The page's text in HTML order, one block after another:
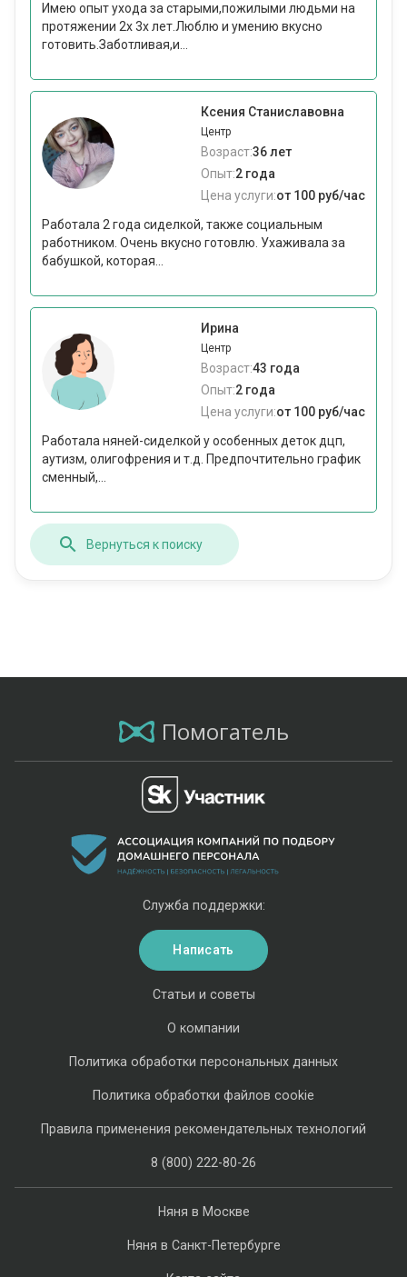
Имею опыт ухода за старыми,пожилыми людьми на
протяжении 2х 3х лет.Люблю и умению вкусно
готовить.Заботливая,и...
Ксения Станиславовна
Центр
Возраст:36 лет
Опыт:2 года
Цена услуги:от 100 руб/час
Работала 2 года сиделкой, также социальным
работником. Очень вкусно готовлю. Ухаживала за
бабушкой, которая...
Ирина
Центр
Возраст:43 года
Опыт:2 года
Цена услуги:от 100 руб/час
Работала няней-сиделкой у особенных деток дцп,
аутизм, олигофрения и т.д. Предпочтительно график
сменный,...
Вернуться к поиску
Помогатель
Няня в Москве
Няня в Санкт-Петербурге
Статьи и советы
О компании
Политика обработки персональных данных
Политика обработки файлов cookie
Правила применения рекомендательных технологий
8 (800) 222-80-26
Служба поддержки:
Написать